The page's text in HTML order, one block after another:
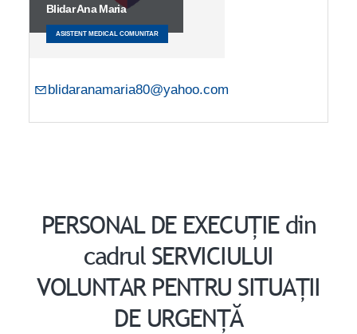
Blidar Ana Maria
ASISTENT MEDICAL COMUNITAR
blidaranamaria80@yahoo.com
PERSONAL DE EXECUȚIE din
cadrul SERVICIULUI
VOLUNTAR PENTRU SITUAȚII
DE URGENȚĂ